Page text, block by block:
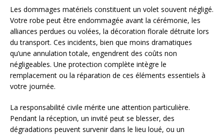
Les dommages matériels constituent un volet souvent négligé.
Votre robe peut être endommagée avant la cérémonie, les
alliances perdues ou volées, la décoration florale détruite lors
du transport. Ces incidents, bien que moins dramatiques
qu’une annulation totale, engendrent des coûts non
négligeables. Une protection complète intègre le
remplacement ou la réparation de ces éléments essentiels à
votre journée.
La responsabilité civile mérite une attention particulière.
Pendant la réception, un invité peut se blesser, des
dégradations peuvent survenir dans le lieu loué, ou un